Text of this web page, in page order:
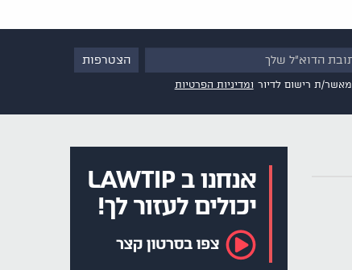
מאשר/ת רישום לדיור ומדיניות הפרטיות